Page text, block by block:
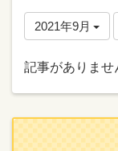
2021年9月
記事がありませ